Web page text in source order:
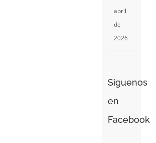
abril
de
2026
Síguenos
en
Facebook